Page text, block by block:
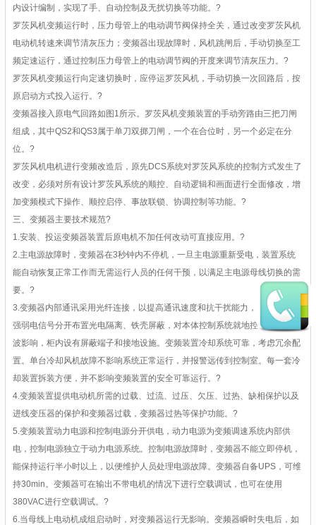
内设计编制，实现了手、自动控制及无扰切换等功能。 ?
罗茨风机变频运行时，压力母管上的电动调节阀保持全关，通过改变罗茨风机
电动机转速来调节清灰压力；变频器出现故障时，风机跳闸后，手动切换至工
频定速运行，通过控制压力母管上的电动调节阀的开度来调节清灰压力。 ?
罗茨风机变频运行向定速切换时，应停运罗茨风机，手动切换一次回路后，按
原启动方式投入运行。 ?
变频器接入原电气回路如图1所示。罗茨风机变频装置的手动旁路由三把刀闸
组成，其中QS2和QS3属于单刀双掷刀闸，一个在合位时，另一个必定在分
位。 ?
罗茨风机电机进行变频改造后，原先DCS系统对罗茨风系统的控制方式发生了
改变，必须对所有设计罗茨风系统的顺控、自动逻辑和画面进行全面修改，增
加变频模式下操作、顺控启停、事故联锁、协调控制等功能。 ?
三、变频器主要技术规范?
1.安装、投运变频器装置后原电机不加任何改动可直接应用。 ?
2.主电源故障时，变频器在3秒钟内不停机，一旦主电源重新受电，装置系统
能自动恢复正常工作而无需运行人员的任何干预，以满足主电源母线切换的需
要。 ?
3.变频器内部通讯采用光纤连接，以提高通讯速度和抗干扰能力，变频器内部
强弱电信号分开布置光电隔离、铁壳屏蔽，对本体控制系统就地控制柜没有谐
波影响，柜内设有屏蔽端子和接地设施。变频装置冷却系统可靠，考虑冗余配
置。单台冷却风机故障不影响系统正常运行，并报警远传到控制室。每一套冷
却装置拆装方便，并不影响变频装置的安全可靠运行。 ?
4.变频装置提供电动机所需的过载、过流、过压、欠压、过热、缺相保护以及
进线变压器的保护和变频器过载，变频器过热等保护功能。 ?
5.变频装置动力电源和控制电源分开供电，动力电源为变频调速系统内部供
电，控制电源独立于动力电源系统。控制电源故障时，变频器不能立即停机，
能保持运行半小时以上，以便维护人员处理电源故障。变频器自备UPS，可维
持30min。变频器可在输出不带电机的情况下进行空载调试，也可在使用
380VAC进行空载调试。 ?
6.当母线上电动机成组启动时，对变频器运行无影响。变频器瞬时失电后，如